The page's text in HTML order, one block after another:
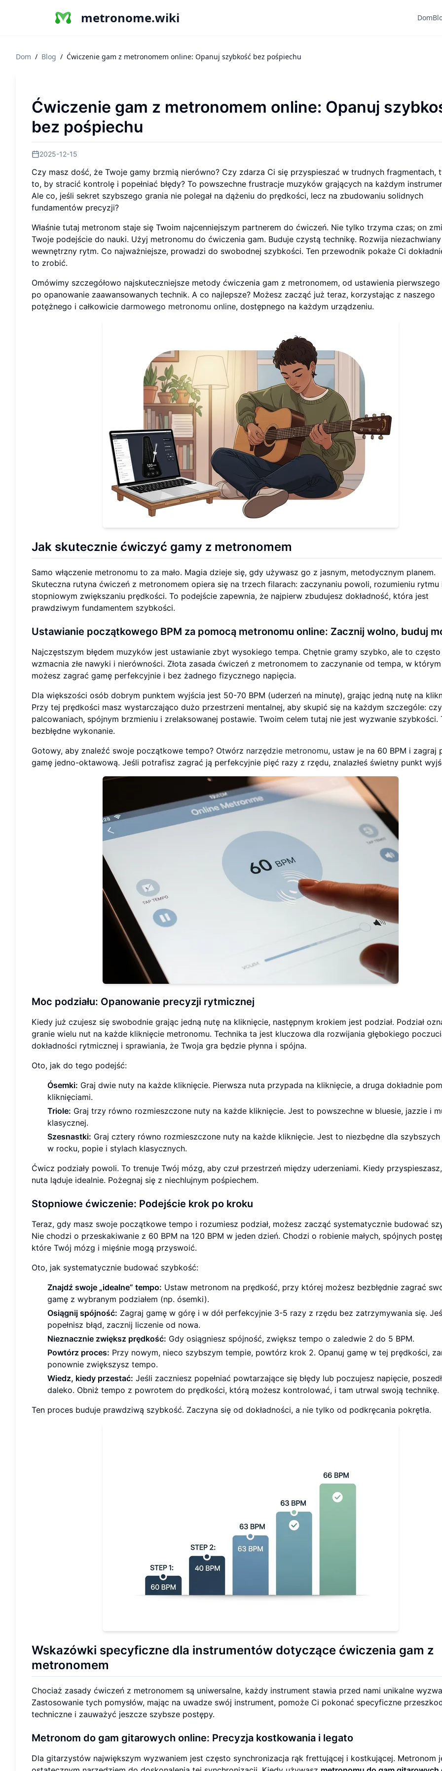
metronome.wiki Dom
Dom / Blog / Ćwiczenie gam z metronomem online: Opanuj szybkość bez pośpiechu
Ćwiczenie gam z metronomem online: Opanuj
bez pośpiechu
2025-12-15
Czy masz dość, że Twoje gamy brzmią nierówno? Czy zdarza Ci się przyspieszać w trudnych fragmentach,
to, by stracić kontrolę i popełniać błędy? To powszechne frustracje muzyków grających na każdym
Ale co, jeśli sekret szybszego grania nie polegał na dążeniu do prędkości, lecz na zbudowaniu solidnych
fundamentów precyzji?
Właśnie tutaj metronom staje się Twoim najcenniejszym partnerem do ćwiczeń. Nie tylko trzyma czas; on
Twoje podejście do nauki. Użyj metronomu do ćwiczenia gam. Buduje czystą technikę. Rozwija niezachwiany
wewnętrzny rytm. Co najważniejsze, prowadzi do swobodnej szybkości. Ten przewodnik pokaże Ci
to zrobić.
Omówimy szczegółowo najskuteczniejsze metody ćwiczenia gam z metronomem, od ustawienia pierwszego
po opanowanie zaawansowanych technik. A co najlepsze? Możesz zacząć już teraz, korzystając z naszego
potężnego i całkowicie darmowego metronomu online, dostępnego na każdym urządzeniu.
Jak skutecznie ćwiczyć gamy z metronomem
Samo włączenie metronomu to za mało. Magia dzieje się, gdy używasz go z jasnym, metodycznym planem.
Skuteczna rutyna ćwiczeń z metronomem opiera się na trzech filarach: zaczynaniu powoli, rozumieniu rytmu
stopniowym zwiększaniu prędkości. To podejście zapewnia, że najpierw zbudujesz dokładność, która jest
prawdziwym fundamentem szybkości.
Ustawianie początkowego BPM za pomocą metronomu online: Zacznij wolno, buduj
Najczęstszym błędem muzyków jest ustawianie zbyt wysokiego tempa. Chętnie gramy szybko, ale to często
wzmacnia złe nawyki i nierówności. Złota zasada ćwiczeń z metronomem to zaczynanie od tempa, w którym
możesz zagrać gamę perfekcyjnie i bez żadnego fizycznego napięcia.
Dla większości osób dobrym punktem wyjścia jest 50-70 BPM (uderzeń na minutę), grając jedną nutę na
Przy tej prędkości masz wystarczająco dużo przestrzeni mentalnej, aby skupić się na każdym szczególe:
palcowaniach, spójnym brzmieniu i zrelaksowanej postawie. Twoim celem tutaj nie jest wyzwanie szybkości.
bezbłędne wykonanie.
Gotowy, aby znaleźć swoje początkowe tempo? Otwórz narzędzie metronomu, ustaw je na 60 BPM i zagraj
gamę jedno-oktawową. Jeśli potrafisz zagrać ją perfekcyjnie pięć razy z rzędu, znalazłeś świetny punkt
Moc podziału: Opanowanie precyzji rytmicznej
Kiedy już czujesz się swobodnie grając jedną nutę na kliknięcie, następnym krokiem jest podział. Podział
granie wielu nut na każde kliknięcie metronomu. Technika ta jest kluczowa dla rozwijania głębokiego
dokładności rytmicznej i sprawiania, że Twoja gra będzie płynna i spójna.
Oto, jak do tego podejść:
Ósemki: Graj dwie nuty na każde kliknięcie. Pierwsza nuta przypada na kliknięcie, a druga dokładnie
kliknięciami.
Triole: Graj trzy równo rozmieszczone nuty na każde kliknięcie. Jest to powszechne w bluesie, jazzie i
klasycznej.
Szesnastki: Graj cztery równo rozmieszczone nuty na każde kliknięcie. Jest to niezbędne dla szybszych
w rocku, popie i stylach klasycznych.
Ćwicz podziały powoli. To trenuje Twój mózg, aby czuł przestrzeń między uderzeniami. Kiedy
nuta ląduje idealnie. Pożegnaj się z niechlujnym pośpiechem.
Stopniowe ćwiczenie: Podejście krok po kroku
Teraz, gdy masz swoje początkowe tempo i rozumiesz podział, możesz zacząć systematycznie budować
Nie chodzi o przeskakiwanie z 60 BPM na 120 BPM w jeden dzień. Chodzi o robienie małych, spójnych
które Twój mózg i mięśnie mogą przyswoić.
Oto, jak systematycznie budować szybkość:
Znajdź swoje „idealne” tempo: Ustaw metronom na prędkość, przy której możesz bezbłędnie zagrać
gamę z wybranym podziałem (np. ósemki).
Osiągnij spójność: Zagraj gamę w górę i w dół perfekcyjnie 3-5 razy z rzędu bez zatrzymywania się.
popełnisz błąd, zacznij liczenie od nowa.
Nieznacznie zwiększ prędkość: Gdy osiągniesz spójność, zwiększ tempo o zaledwie 2 do 5 BPM.
Powtórz proces: Przy nowym, nieco szybszym tempie, powtórz krok 2. Opanuj gamę w tej prędkości,
ponownie zwiększysz tempo.
Wiedz, kiedy przestać: Jeśli zaczniesz popełniać powtarzające się błędy lub poczujesz napięcie,
daleko. Obniż tempo z powrotem do prędkości, którą możesz kontrolować, i tam utrwal swoją technikę.
Ten proces buduje prawdziwą szybkość. Zaczyna się od dokładności, a nie tylko od podkręcania pokrętła.
Wskazówki specyficzne dla instrumentów dotyczące ćwiczenia gam z
metronomem
Chociaż zasady ćwiczeń z metronomem są uniwersalne, każdy instrument stawia przed nami unikalne
Zastosowanie tych pomysłów, mając na uwadze swój instrument, pomoże Ci pokonać specyficzne
techniczne i zauważyć jeszcze szybsze postępy.
Metronom do gam gitarowych online: Precyzja kostkowania i legato
Dla gitarzystów największym wyzwaniem jest często synchronizacja rąk frettującej i kostkującej. Metronom